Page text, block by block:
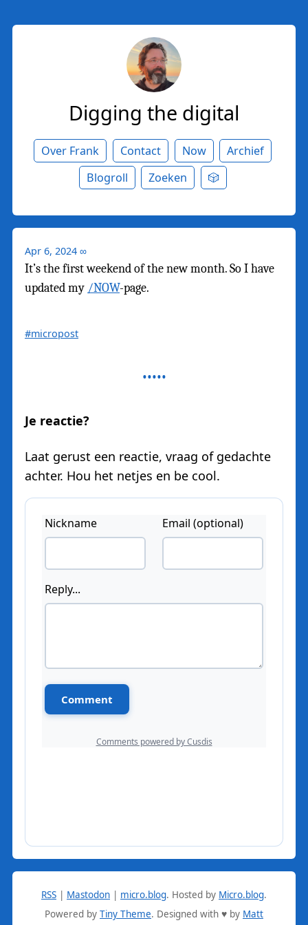
Digging the digital
Over Frank Contact Now
Archief
Blogroll
Zoeken 🎲
Apr 6, 2024 ∞
It’s the first weekend of the new month. So I have
updated my /NOW-page.
#micropost
Je reactie?
Laat gerust een reactie, vraag of gedachte
achter. Hou het netjes en be cool.
RSS | Mastodon | micro.blog. Hosted by Micro.blog.
Powered by Tiny Theme. Designed with ♥ by Matt